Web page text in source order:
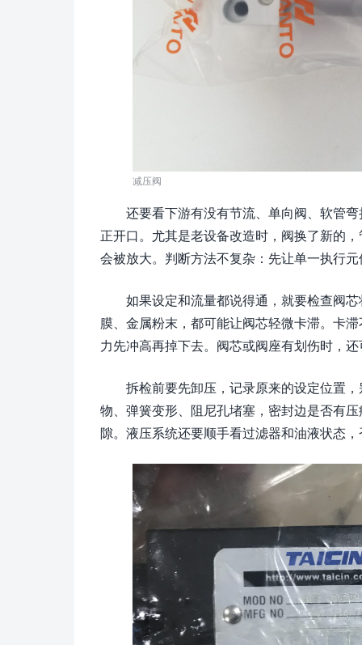
减压阀
还要看下游有没有节流、单向阀、软管
正开口。尤其是老设备改造时，阀换了新的
会被放大。判断方法不复杂：先让单一执行
如果设定和流量都说得通，就要检查阀
膜、金属粉末，都可能让阀芯轻微卡滞。卡
力先冲高再掉下去。阀芯或阀座有划伤时，
拆检前要先卸压，记录原来的设定位置
物、弹簧变形、阻尼孔堵塞，密封边是否有
隙。液压系统还要顺手看过滤器和油液状态